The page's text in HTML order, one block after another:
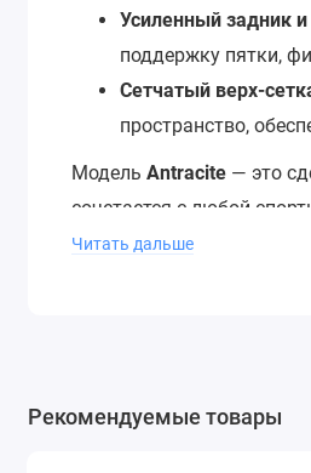
Усиленный задник и
поддержку пятки,
Сетчатый верх-
пространство,
МодельAntracite — это
сочетается с любой
Выбирайте Asics GT-2000
технология встречается
Читать дальше
Рекомендуемые товары